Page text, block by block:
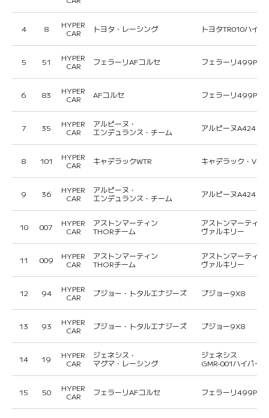
4 8
HYPER
CAR
トヨタ・レーシング トヨタTR010ハイブ
5 51
HYPER
CAR
フェラーリAFコルセ フェラーリ499P
6 83
HYPER
CAR
AFコルセ フェラーリ499P
7 35
HYPER
CAR
アルピーヌ・
エンデュランス・チーム
アルピーヌA424
8 101
HYPER
CAR
キャデラックWTR キャデラック・Vシ
9 36
HYPER
CAR
アルピーヌ・
エンデュランス・チーム
アルピーヌA424
10 007
HYPER
CAR
アストンマーティン
THORチーム
アストンマーティン
ヴァルキリー
11 009
HYPER
CAR
アストンマーティン
THORチーム
アストンマーティン
ヴァルキリー
12 94
HYPER
CAR
プジョー・トタルエナジーズ プジョー9X8
13 93
HYPER
CAR
プジョー・トタルエナジーズ プジョー9X8
14 19
HYPER
CAR
ジェネシス・
マグマ・レーシング
ジェネシス
GMR-001ハイパー
15 50
HYPER
CAR
フェラーリAFコルセ フェラーリ499P